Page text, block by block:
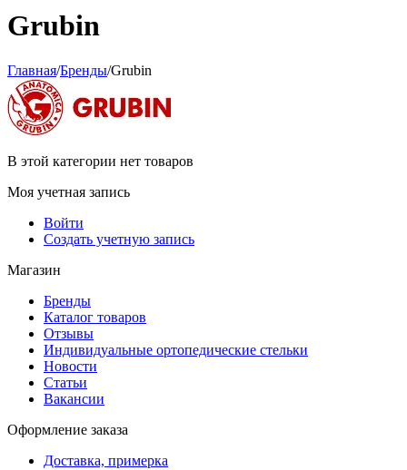
Grubin
Главная/Бренды/Grubin
В этой категории нет товаров
Моя учетная запись
Войти
Создать учетную запись
Магазин
Бренды
Каталог товаров
Отзывы
Индивидуальные ортопедические стельки
Новости
Статьи
Вакансии
Оформление заказа
Доставка, примерка